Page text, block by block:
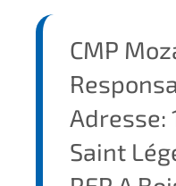
CMP
Adresse:
Saint